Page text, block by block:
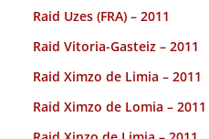
Raid Uzes (FRA) – 2011
Raid Vitoria-Gasteiz – 2011
Raid Ximzo de Limia – 2011
Raid Ximzo de Lomia – 2011